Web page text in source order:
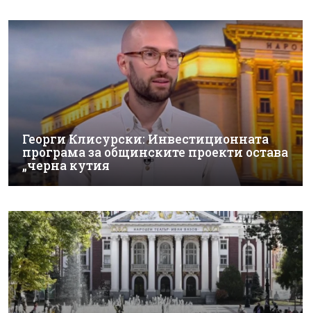
Георги Клисурски: Инвестиционната
програма за общинските проекти остава
„черна кутия